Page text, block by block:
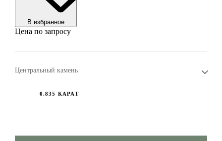
В избранноe
Цена по запросу
Центральный камень
0.835 КАРАТ